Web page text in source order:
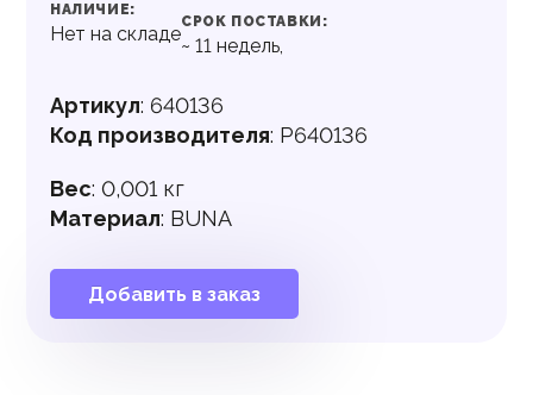
НАЛИЧИЕ:
Нет на складе
СРОК ПОСТАВКИ:
~ 11 недель,
Артикул: 640136
Код производителя: P640136
Вес: 0,001 кг
Материал: BUNA
Добавить в заказ